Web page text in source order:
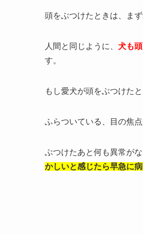
頭をぶつけたときは、ま
人間と同じように、 犬も
す。
もし愛犬が頭をぶつけた
ふらついている、目の焦
ぶつけたあと何も異常が
かしいと感じたら早急に